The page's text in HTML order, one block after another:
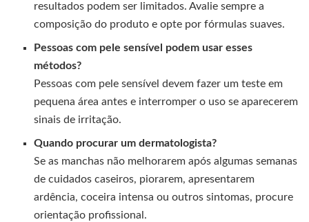
resultados podem ser limitados. Avalie sempre a
composição do produto e opte por fórmulas suaves.
Pessoas com pele sensível podem usar esses
métodos?
Pessoas com pele sensível devem fazer um teste em
pequena área antes e interromper o uso se aparecerem
sinais de irritação.
Quando procurar um dermatologista?
Se as manchas não melhorarem após algumas semanas
de cuidados caseiros, piorarem, apresentarem
ardência, coceira intensa ou outros sintomas, procure
orientação profissional.